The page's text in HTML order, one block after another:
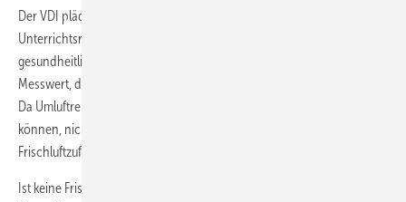
Der VDI plädiert dafür, die Luftqualität in Innenräumen, vor allem in
Unterrichtsräumen, durch CO
gesundheitliche Risiken schnell zu erkennen. Denn je höher der CO
Messwert, desto höher ist auch die Aerosol-Konzentration im Raum.
Da Umluftreinigungsgeräte ausschließlich Partikel aus der Luft filtern
können, nicht jedoch CO
Frischluftzufuhr notwendig.
Ist keine Frischluftzufuhr möglich, sollte mindestens zu jeder halben